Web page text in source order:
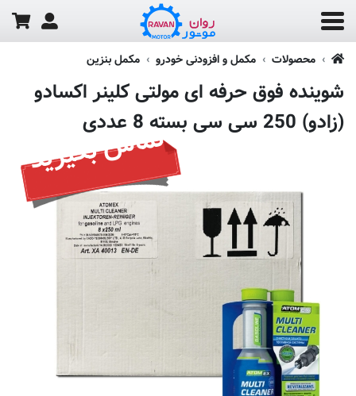
محصولات مکمل و افزودنی خودرو مکمل بنزین
شوینده فوق حرفه ای مولتی کلینر اکسادو
(زادو) 250 سی سی بسته 8 عددی
تماس بگیرید